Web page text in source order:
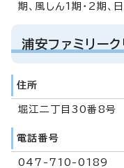
期、風しん1期・2期、
浦安ファミリーク
住所
堀江二丁目30番8号
電話番号
047-710-0189